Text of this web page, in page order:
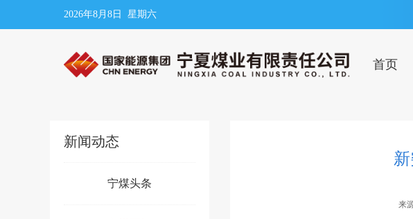
2026年8月8日 星期六
首页
新闻动态
宁煤头条
来